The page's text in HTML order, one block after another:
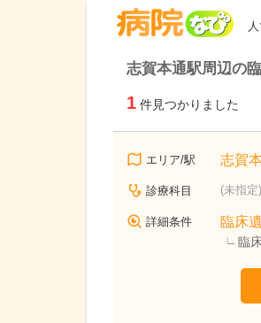
志賀本通駅周辺の
1 件見つかりました
エリア/駅 志賀
診療科目 (未指定)
詳細条件 臨床
臨